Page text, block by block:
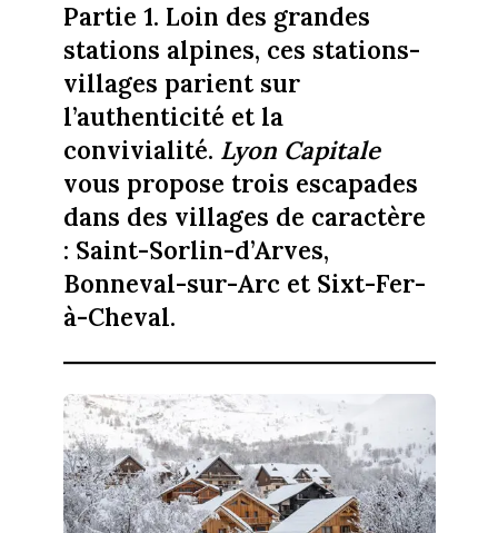
Partie 1. Loin des grandes
stations alpines, ces stations-
villages parient sur
l’authenticité et la
convivialité. Lyon Capitale
vous propose trois escapades
dans des villages de caractère
: Saint-Sorlin-d’Arves,
Bonneval-sur-Arc et Sixt-Fer-
à-Cheval.